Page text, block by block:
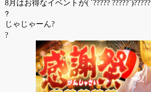
8月はお得なイベントが( ´????? ?????`)?????
?
じゃじゃーん?
?